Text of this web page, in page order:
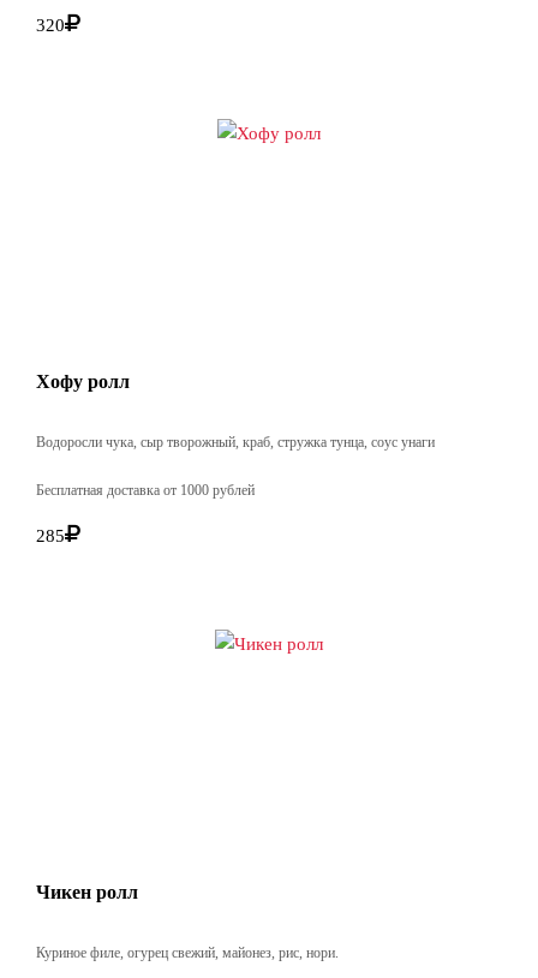
320
Хофу ролл
Водоросли чука, сыр творожный, краб, стружка тунца, соус унаги
Бесплатная доставка от 1000 рублей
285
Чикен ролл
Куриное филе, огурец свежий, майонез, рис, нори.